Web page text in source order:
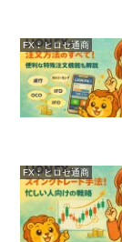
FX︰ヒロセ通商
FX︰ヒロセ通商